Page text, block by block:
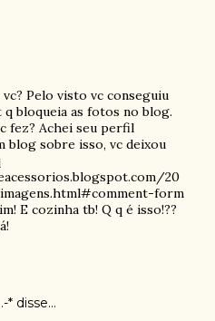
Pelo visto vc conseguiu
bloqueia as fotos no blog.
fez? Achei seu perfil
blog sobre isso, vc deixou
20
form
E cozinha tb! Q q é isso!??
* disse…